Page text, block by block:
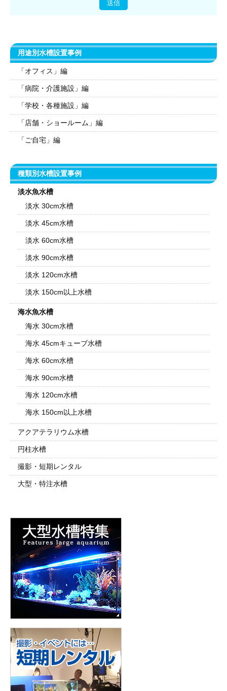
用途別水槽設置事例
「オフィス」編
「病院・介護施設」編
「学校・各種施設」編
「店舗・ショールーム」編
「ご自宅」編
種類別水槽設置事例
淡水魚水槽
淡水 30cm水槽
淡水 45cm水槽
淡水 60cm水槽
淡水 90cm水槽
淡水 120cm水槽
淡水 150cm以上水槽
海水魚水槽
海水 30cm水槽
海水 45cmキューブ水槽
海水 60cm水槽
海水 90cm水槽
海水 120cm水槽
海水 150cm以上水槽
アクアテラリウム水槽
円柱水槽
撮影・短期レンタル
大型・特注水槽